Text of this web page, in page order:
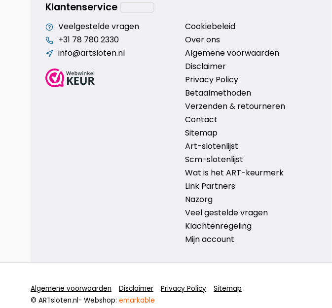
Klantenservice
Veelgestelde vragen
+31 78 780 2330
info@artsloten.nl
Cookiebeleid
Over ons
Algemene voorwaarden
Disclaimer
Privacy Policy
Betaalmethoden
Verzenden & retourneren
Contact
Sitemap
Art-slotenlijst
Scm-slotenlijst
Wat is het ART-keurmerk
Link Partners
Nazorg
Veel gestelde vragen
Klachtenregeling
Mijn account
Algemene voorwaarden Disclaimer Privacy Policy
Sitemap
© ARTsloten.nl- Webshop: emarkable